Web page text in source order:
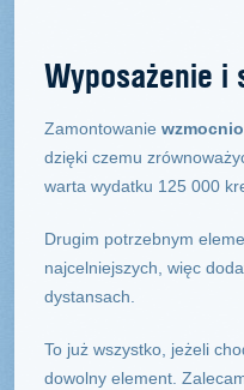
Wyposażenie i
Zamontowanie
dzięki czemu
warta wydatku 125 000
Drugim potrzebnym
najcelniejszych, więc
dystansach.
To już wszystko, jeżeli
dowolny element.